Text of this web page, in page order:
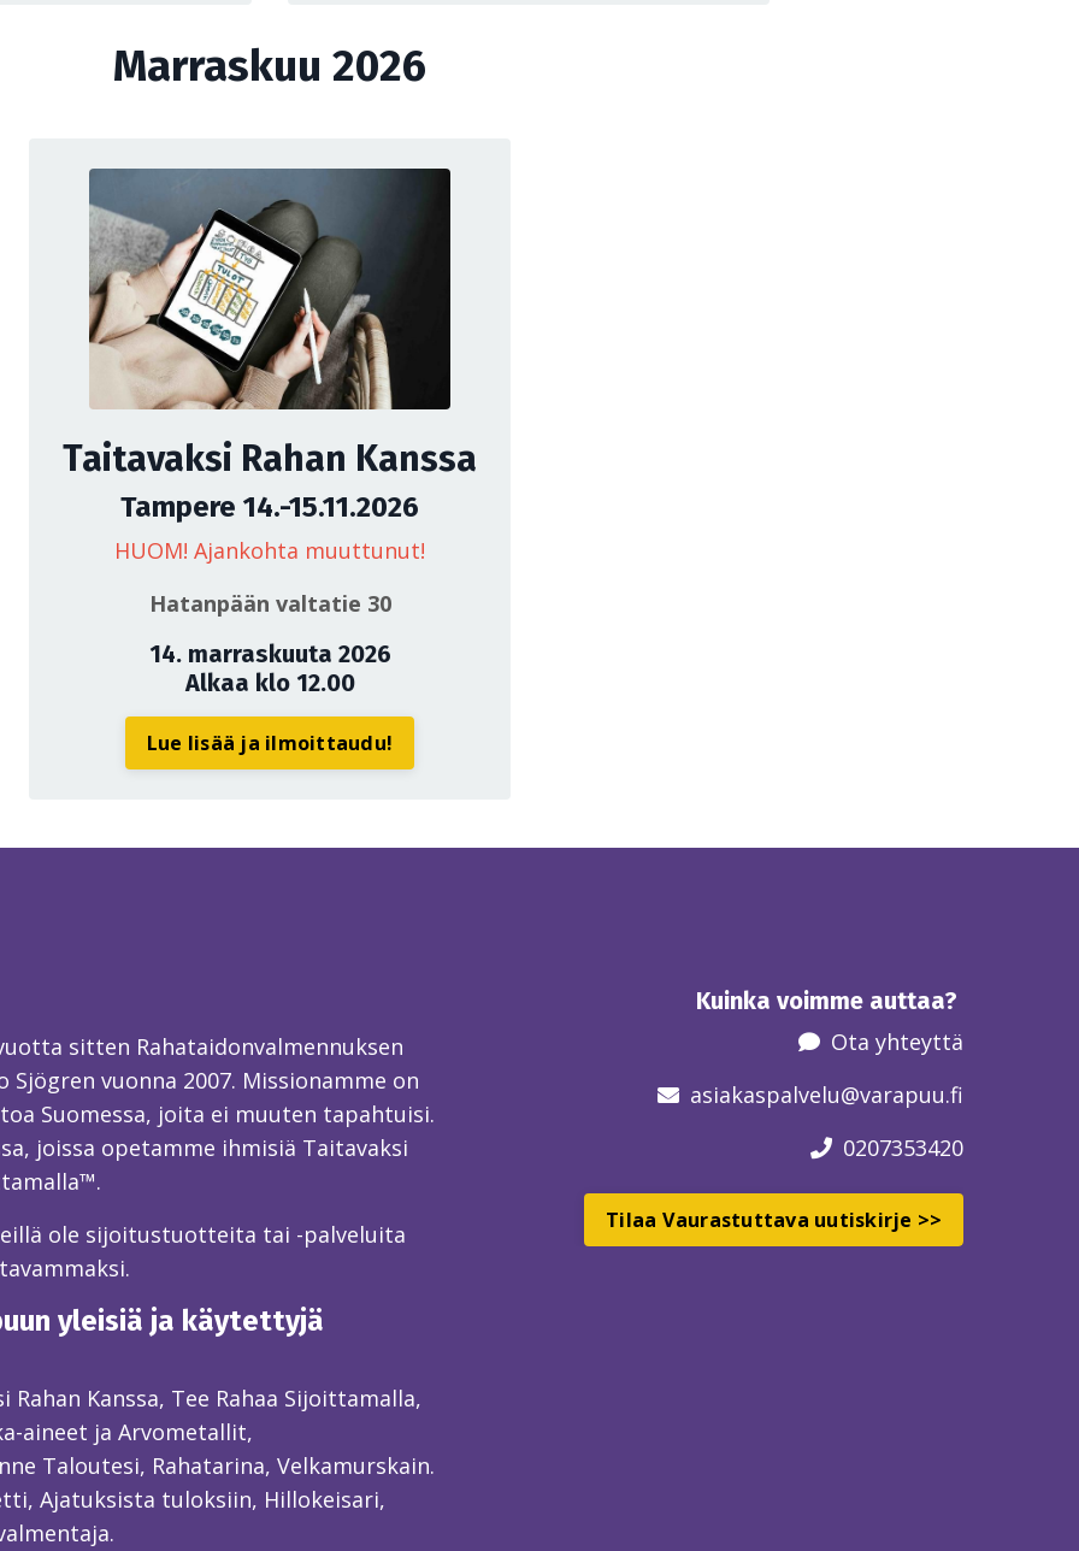
Marraskuu 2026
Taitavaksi Rahan Kanssa
Tampere 14.-15.11.2026
HUOM! Ajankohta muuttunut!
Hatanpään valtatie 30
14. marraskuuta 2026
Alkaa klo 12.00
Lue lisää ja ilmoittaudu!
sitten Rahataidonvalmennuksen
vuonna 2007. Missionamme on
Suomessa, joita ei muuten tapahtuisi.
joissa opetamme ihmisiä Taitavaksi
ole sijoitustuotteita tai -palveluita
yleisiä ja käytettyjä
Kanssa, Tee Rahaa Sijoittamalla,
aineet ja Arvometallit,
Taloutesi, Rahatarina, Velkamurskain.
Ajatuksista tuloksiin, Hillokeisari,
Kuinka voimme auttaa?
Ota yhteyttä
asiakaspalvelu@varapuu.fi
0207353420
Tilaa Vaurastuttava uutiskirje >>